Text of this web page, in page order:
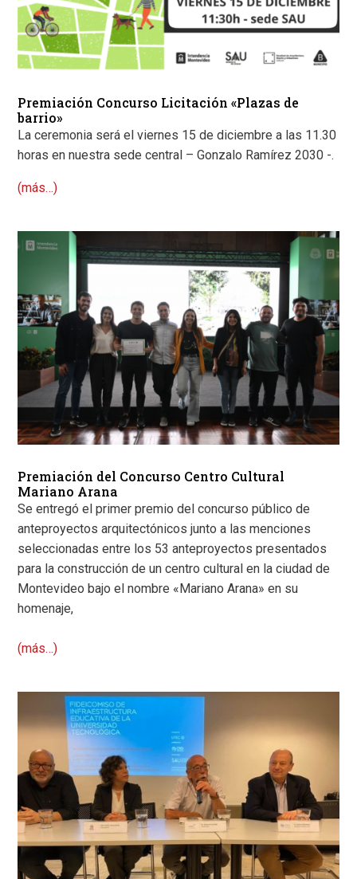
Premiación Concurso Licitación «Plazas de
barrio»
La ceremonia será el viernes 15 de diciembre a las 11.30
horas en nuestra sede central – Gonzalo Ramírez 2030 -.
(más…)
Premiación del Concurso Centro Cultural
Mariano Arana
Se entregó el primer premio del concurso público de
anteproyectos arquitectónicos junto a las menciones
seleccionadas entre los 53 anteproyectos presentados
para la construcción de un centro cultural en la ciudad de
Montevideo bajo el nombre «Mariano Arana» en su
homenaje,
(más…)